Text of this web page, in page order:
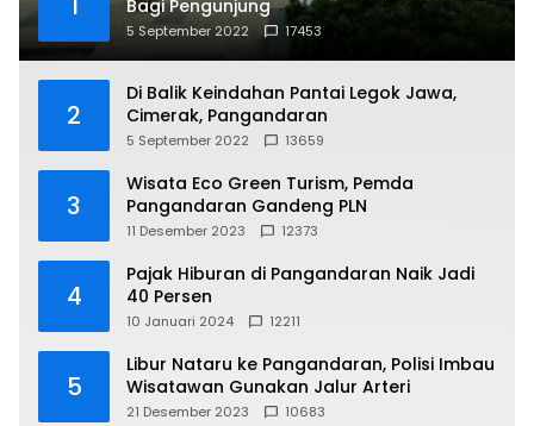
Bagi Pengunjung
5 September 2022 17453
2
Di Balik Keindahan Pantai Legok Jawa,
Cimerak, Pangandaran
5 September 2022 13659
3
Wisata Eco Green Turism, Pemda
Pangandaran Gandeng PLN
11 Desember 2023 12373
4
Pajak Hiburan di Pangandaran Naik Jadi
40 Persen
10 Januari 2024 12211
5
Libur Nataru ke Pangandaran, Polisi Imbau
Wisatawan Gunakan Jalur Arteri
21 Desember 2023 10683